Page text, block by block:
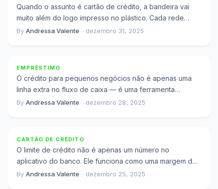
Quando o assunto é cartão de crédito, a bandeira vai
muito além do logo impresso no plástico. Cada rede
constructora desenvolveu ao...
By Andressa Valente—dezembro 31, 2025
Quando o Crédito Para de Ajudar e Começa a
EMPRÉSTIMO
O crédito para pequenos negócios não é apenas uma
linha extra no fluxo de caixa — é uma ferramenta
estratégica que pode...
By Andressa Valente—dezembro 28, 2025
O Processo Real de Aumento de Limite de Crédito
CARTÃO DE CRÉDITO
O limite de crédito não é apenas um número no
aplicativo do banco. Ele funciona como uma margem de
segurança financeira que...
By Andressa Valente—dezembro 25, 2025
Refinanciamento ou Consolidação: Qual Sai Mais